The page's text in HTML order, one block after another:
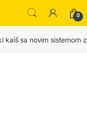
0
kaiš sa novim sistemom